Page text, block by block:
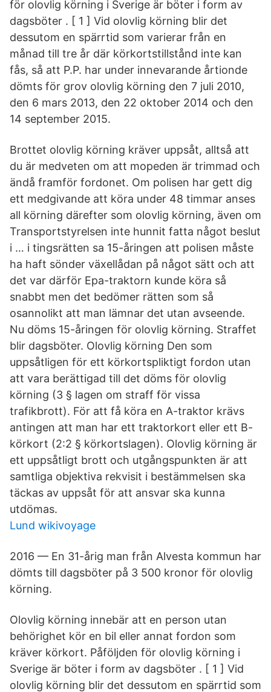
för olovlig körning i Sverige är böter i form av
dagsböter . [ 1 ] Vid olovlig körning blir det
dessutom en spärrtid som varierar från en
månad till tre år där körkortstillstånd inte kan
fås, så att P.P. har under innevarande årtionde
dömts för grov olovlig körning den 7 juli 2010,
den 6 mars 2013, den 22 oktober 2014 och den
14 september 2015.
Brottet olovlig körning kräver uppsåt, alltså att
du är medveten om att mopeden är trimmad och
ändå framför fordonet. Om polisen har gett dig
ett medgivande att köra under 48 timmar anses
all körning därefter som olovlig körning, även om
Transportstyrelsen inte hunnit fatta något beslut
i … i tingsrätten sa 15-åringen att polisen måste
ha haft sönder växellådan på något sätt och att
det var därför Epa-traktorn kunde köra så
snabbt men det bedömer rätten som så
osannolikt att man lämnar det utan avseende.
Nu döms 15-åringen för olovlig körning. Straffet
blir dagsböter. Olovlig körning Den som
uppsåtligen för ett körkortspliktigt fordon utan
att vara berättigad till det döms för olovlig
körning (3 § lagen om straff för vissa
trafikbrott). För att få köra en A-traktor krävs
antingen att man har ett traktorkort eller ett B-
körkort (2:2 § körkortslagen). Olovlig körning är
ett uppsåtligt brott och utgångspunkten är att
samtliga objektiva rekvisit i bestämmelsen ska
täckas av uppsåt för att ansvar ska kunna
utdömas.
Lund wikivoyage
2016 — En 31-årig man från Alvesta kommun har
dömts till dagsböter på 3 500 kronor för olovlig
körning.
Olovlig körning innebär att en person utan
behörighet kör en bil eller annat fordon som
kräver körkort. Påföljden för olovlig körning i
Sverige är böter i form av dagsböter . [ 1 ] Vid
olovlig körning blir det dessutom en spärrtid som